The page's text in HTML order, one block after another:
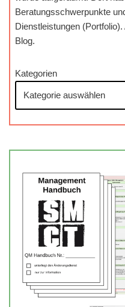
Beratungsschwerpunkte
Dienstleistungen
Blog.
Kategorien